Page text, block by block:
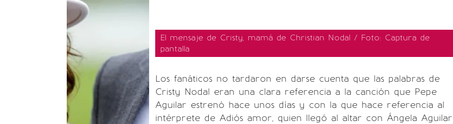
El mensaje de Cristy, mamá de Christian Nodal / Foto: Captura de
pantalla
Los fanáticos no tardaron en darse cuenta que las palabras de
Cristy Nodal eran una clara referencia a la canción que Pepe
Aguilar estrenó hace unos días y con la que hace referencia al
intérprete de Adiós amor, quien llegó al altar con Ángela Aguilar